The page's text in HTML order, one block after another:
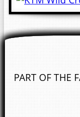
PART OF